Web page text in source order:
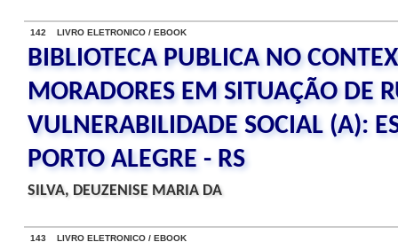
142 LIVRO ELETRONICO / EBOOK
BIBLIOTECA PUBLICA NO
MORADORES EM SITUAÇÃO DE
VULNERABILIDADE SOCIAL (A):
PORTO ALEGRE - RS
SILVA, DEUZENISE MARIA DA
143 LIVRO ELETRONICO / EBOOK